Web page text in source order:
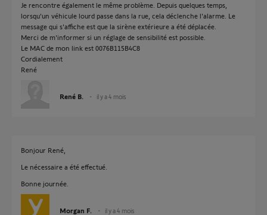
Je rencontre également le même problème. Depuis quelques temps,
lorsqu'un véhicule lourd passe dans la rue, cela déclenche l'alarme. Le
message qui s'affiche est que la sirène extérieure a été déplacée.
Merci de m'informer si un réglage de sensibilité est possible.
Le MAC de mon link est 0076B115B4C8
Cordialement
René
René B. il y a 4 mois
Bonjour René,
Le nécessaire a été effectué.
Bonne journée.
Morgan F. il y a 4 mois